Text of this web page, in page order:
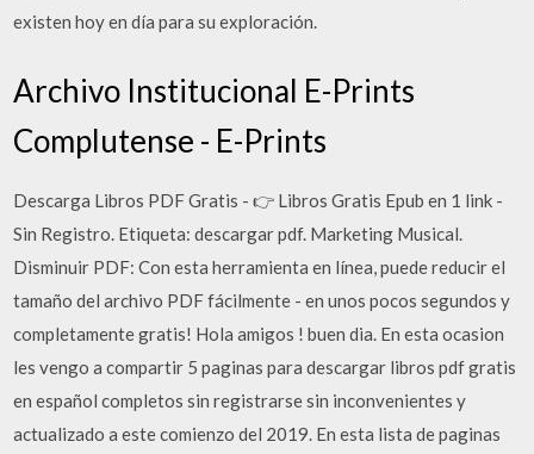
existen hoy en día para su exploración.
Archivo Institucional E-Prints
Complutense - E-Prints
Descarga Libros PDF Gratis - 👉 Libros Gratis Epub en 1 link -
Sin Registro. Etiqueta: descargar pdf. Marketing Musical.
Disminuir PDF: Con esta herramienta en línea, puede reducir el
tamaño del archivo PDF fácilmente - en unos pocos segundos y
completamente gratis! Hola amigos ! buen dia. En esta ocasion
les vengo a compartir 5 paginas para descargar libros pdf gratis
en español completos sin registrarse sin inconvenientes y
actualizado a este comienzo del 2019. En esta lista de paginas